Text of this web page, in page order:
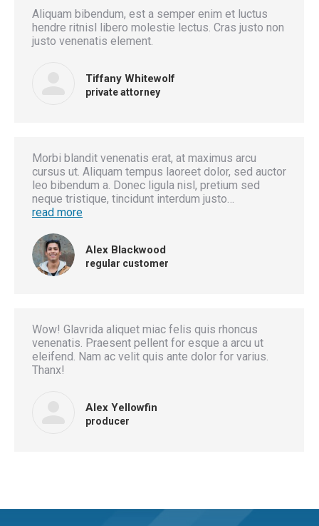
Aliquam bibendum, est a semper enim et luctus
hendre ritnisl libero molestie lectus. Cras justo non
justo venenatis element.
Tiffany Whitewolf
private attorney
Morbi blandit venenatis erat, at maximus arcu
cursus ut. Aliquam tempus laoreet dolor, sed auctor
leo bibendum a. Donec ligula nisl, pretium sed
neque tristique, tincidunt interdum justo…
read more
Alex Blackwood
regular customer
Wow! Glavrida aliquet miac felis quis rhoncus
venenatis. Praesent pellent for esque a arcu ut
eleifend. Nam ac velit quis ante dolor for varius.
Thanx!
Alex Yellowfin
producer